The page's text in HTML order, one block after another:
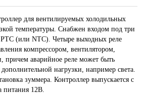
для вентилируемых холодильных
температуры. Снабжен входом под три
PTC (или NTC). Четыре выходных реле
компрессором, вентилятором,
причем аварийное реле может быть
нагрузки, например света.
зуммера. Контроллер выпускается с
питания 12В.